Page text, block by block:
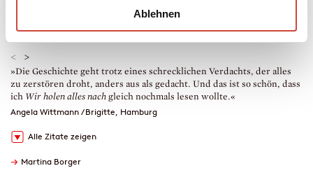
Ablehnen
Downloads
< >
»Die Geschichte geht trotz eines schrecklichen Verdachts, der alles
zu zerstören droht, anders aus als gedacht. Und das ist so schön, dass
ich Wir holen alles nach gleich nochmals lesen wollte.«
Angela Wittmann / Brigitte, Hamburg
Alle Zitate zeigen
→ Martina Borger